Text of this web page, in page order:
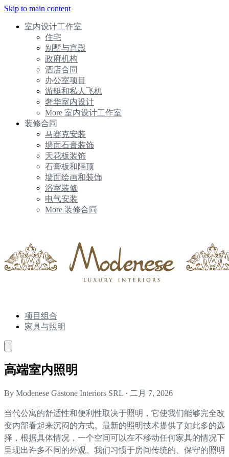
Skip to main content
室内设计工作室
住宅
别墅与宫殿
政府机构
酒店合同
办公室项目
游艇和私人飞机
奢华室内设计
More 室内设计工作室
装修合同
马赛克安装
墙面石膏装饰
天花板装饰
石膏板和隔顶
墙面绘画和装饰
浴室装修
电气安装
More 装修合同
项目组合
家具与照明
高端室内照明
By Modenese Gastone Interiors SRL · 二月 7, 2026
当代公寓的舒适性和便利性取决于照明，它使我们能够完全改
变内部看起来沉闷的方式。最新的照明技术提供了如此多的选
择，根据具体情况，一个空间可以在不移动任何家具的情况下
呈现出许多不同的外观。我们习惯于房间传统的、保守的照明